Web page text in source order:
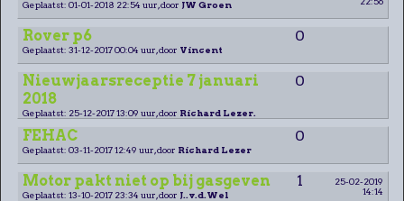
Geplaatst: 01-01-2018 22:54 uur, door JW Groen
Rover p6 0
Geplaatst: 31-12-2017 00:04 uur, door Vincent
Nieuwjaarsreceptie 7 januari
2018
0
Geplaatst: 25-12-2017 13:09 uur, door Richard Lezer.
FEHAC 0
Geplaatst: 03-11-2017 12:49 uur, door Richard Lezer
Motor pakt niet op bij gasgeven 1
25-02-2019
14:14
Geplaatst: 13-10-2017 23:34 uur, door J..v.d.Wel